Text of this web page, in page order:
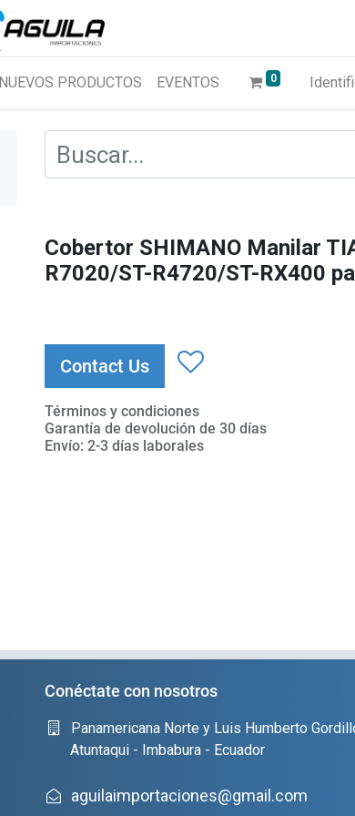
NUEVOS PRODUCTOS EVENTOS 0
Cobertor SHIMANO Manilar
R7020/ST-R4720/ST-RX400
Contact Us
Términos y condiciones
Garantía de devolución de 30 días
Envío: 2-3 días laborales
Conéctate con nosotros
Panamericana Norte y Luis Humberto
Atuntaqui - Imbabura - Ecuador
aguilaimportaciones@gmail.com